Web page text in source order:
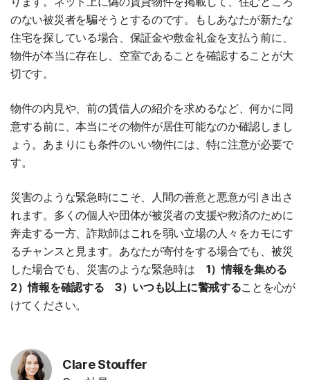
のない被災者を騙そうとするのです。もしあなたが新たな
住宅を探している場合、保証金や敷金礼金を支払う前に、
物件が本当に存在し、空室であることを確認することが大
切です。
物件の内見や、前の賃借人の紹介を求めるなど、何かに同
意する前に、本当にその物件が居住可能なのか確認しまし
ょう。あまりにも条件のいい物件には、特に注意が必要で
す。
災害のような緊急時にこそ、人間の善意と悪意が引き出さ
れます。多くの個人や団体が被災者の支援や救済のために
奔走する一方、詐欺師はこれを弱い立場の人々をカモにす
るチャンスと見ます。あなたが寄付をする場合でも、被災
した場合でも、災害のような緊急時は 1）情報を集める
2）情報を確認する 3）いつも以上に警戒することを心が
けてください。
Clare Stouffer